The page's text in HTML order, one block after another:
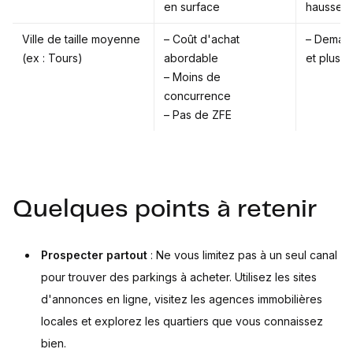
en surface hausse
Ville de taille moyenne
(ex : Tours)
– Coût d'achat
abordable
– Moins de
concurrence
– Pas de ZFE
–
et plus
Quelques points à retenir
Prospecter partout : Ne vous limitez pas à un seul canal
pour trouver des parkings à acheter. Utilisez les sites
d'annonces en ligne, visitez les agences immobilières
locales et explorez les quartiers que vous connaissez
bien.